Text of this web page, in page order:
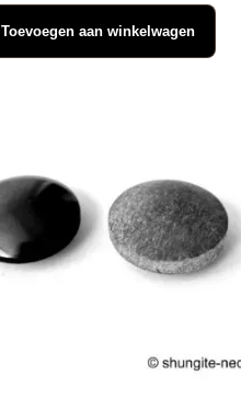
Toevoegen aan winkelwagen